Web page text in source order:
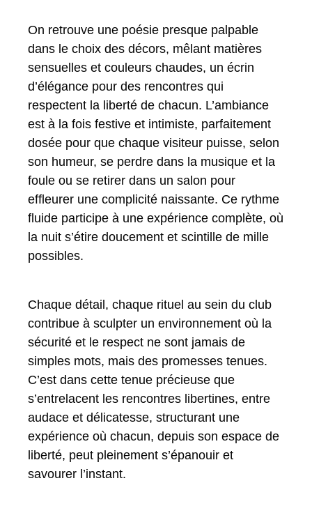
On retrouve une poésie presque palpable
dans le choix des décors, mêlant matières
sensuelles et couleurs chaudes, un écrin
d’élégance pour des rencontres qui
respectent la liberté de chacun. L’ambiance
est à la fois festive et intimiste, parfaitement
dosée pour que chaque visiteur puisse, selon
son humeur, se perdre dans la musique et la
foule ou se retirer dans un salon pour
effleurer une complicité naissante. Ce rythme
fluide participe à une expérience complète, où
la nuit s’étire doucement et scintille de mille
possibles.
Chaque détail, chaque rituel au sein du club
contribue à sculpter un environnement où la
sécurité et le respect ne sont jamais de
simples mots, mais des promesses tenues.
C’est dans cette tenue précieuse que
s’entrelacent les rencontres libertines, entre
audace et délicatesse, structurant une
expérience où chacun, depuis son espace de
liberté, peut pleinement s’épanouir et
savourer l’instant.